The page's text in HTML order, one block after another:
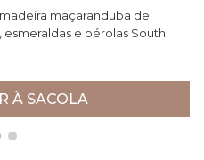
maçaranduba de
e pérolas South
À SACOLA